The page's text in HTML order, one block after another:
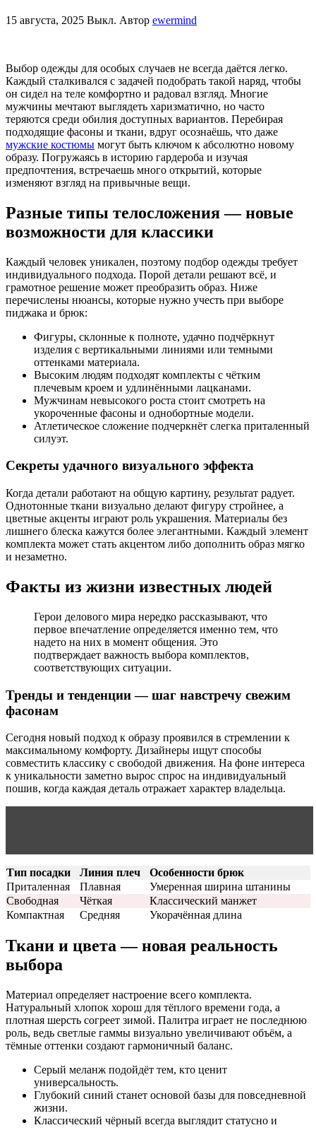
15 августа, 2025 Выкл. Автор ewermind
Выбор одежды для особых случаев не всегда даётся легко.
Каждый сталкивался с задачей подобрать такой наряд, чтобы
он сидел на теле комфортно и радовал взгляд. Многие
мужчины мечтают выглядеть харизматично, но часто
теряются среди обилия доступных вариантов. Перебирая
подходящие фасоны и ткани, вдруг осознаёшь, что даже
мужские костюмы могут быть ключом к абсолютно новому
образу. Погружаясь в историю гардероба и изучая
предпочтения, встречаешь много открытий, которые
изменяют взгляд на привычные вещи.
Разные типы телосложения — новые
возможности для классики
Каждый человек уникален, поэтому подбор одежды требует
индивидуального подхода. Порой детали решают всё, и
грамотное решение может преобразить образ. Ниже
перечислены нюансы, которые нужно учесть при выборе
пиджака и брюк:
Фигуры, склонные к полноте, удачно подчёркнут
изделия с вертикальными линиями или темными
оттенками материала.
Высоким людям подходят комплекты с чётким
плечевым кроем и удлинёнными лацканами.
Мужчинам невысокого роста стоит смотреть на
укороченные фасоны и однобортные модели.
Атлетическое сложение подчеркнёт слегка приталенный
силуэт.
Секреты удачного визуального эффекта
Когда детали работают на общую картину, результат радует.
Однотонные ткани визуально делают фигуру стройнее, а
цветные акценты играют роль украшения. Материалы без
лишнего блеска кажутся более элегантными. Каждый элемент
комплекта может стать акцентом либо дополнить образ мягко
и незаметно.
Факты из жизни известных людей
Герои делового мира нередко рассказывают, что
первое впечатление определяется именно тем, что
надето на них в момент общения. Это
подтверждает важность выбора комплектов,
соответствующих ситуации.
Тренды и тенденции — шаг навстречу свежим
фасонам
Сегодня новый подход к образу проявился в стремлении к
максимальному комфорту. Дизайнеры ищут способы
совместить классику с свободой движения. На фоне интереса
к уникальности заметно вырос спрос на индивидуальный
пошив, когда каждая деталь отражает характер владельца.
Тип посадки Линия плеч
Особенности брюк
Приталенная
Плавная
Умеренная ширина штанины
Свободная
Чёткая
Классический манжет
Компактная
Средняя Укорачённая длина
Ткани и цвета — новая реальность
выбора
Материал определяет настроение всего комплекта.
Натуральный хлопок хорош для тёплого времени года, а
плотная шерсть согреет зимой. Палитра играет не последнюю
роль, ведь светлые гаммы визуально увеличивают объём, а
тёмные оттенки создают гармоничный баланс.
Серый меланж подойдёт тем, кто ценит
универсальность.
Глубокий синий станет основой базы для повседневной
жизни.
Классический чёрный всегда выглядит статусно и